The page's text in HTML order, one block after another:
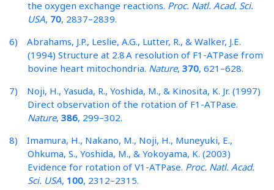
the oxygen exchange reactions. Proc. Natl. Acad. Sci.
USA, 70, 2837–2839.
6) Abrahams, J.P., Leslie, A.G., Lutter, R., & Walker, J.E.
(1994) Structure at 2.8 A resolution of F1-ATPase from
bovine heart mitochondria. Nature, 370, 621–628.
7) Noji, H., Yasuda, R., Yoshida, M., & Kinosita, K. Jr. (1997)
Direct observation of the rotation of F1-ATPase.
Nature, 386, 299–302.
8) Imamura, H., Nakano, M., Noji, H., Muneyuki, E.,
Ohkuma, S., Yoshida, M., & Yokoyama, K. (2003)
Evidence for rotation of V1-ATPase. Proc. Natl. Acad.
Sci. USA, 100, 2312–2315.